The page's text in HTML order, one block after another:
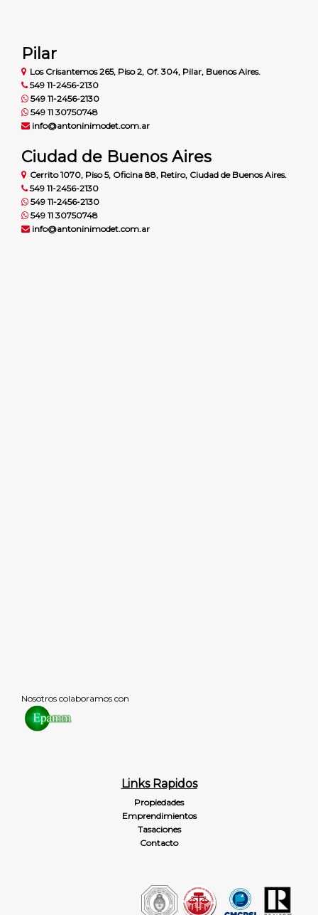
Pilar
Los Crisantemos 265, Piso 2, Of. 304, Pilar, Buenos Aires.
549 11-2456-2130
549 11-2456-2130
549 11 30750748
info@antoninimodet.com.ar
Ciudad de Buenos Aires
Cerrito 1070, Piso 5, Oficina 88, Retiro, Ciudad de Buenos Aires.
549 11-2456-2130
549 11-2456-2130
549 11 30750748
info@antoninimodet.com.ar
Nosotros colaboramos con
Links Rapidos
Propiedades
Emprendimientos
Tasaciones
Contacto